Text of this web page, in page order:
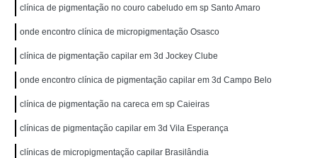
clínica de pigmentação no couro cabeludo em sp Santo Amaro
onde encontro clínica de micropigmentação Osasco
clínica de pigmentação capilar em 3d Jockey Clube
onde encontro clínica de pigmentação capilar em 3d Campo Belo
clínica de pigmentação na careca em sp Caieiras
clínicas de pigmentação capilar em 3d Vila Esperança
clínicas de micropigmentação capilar Brasilândia